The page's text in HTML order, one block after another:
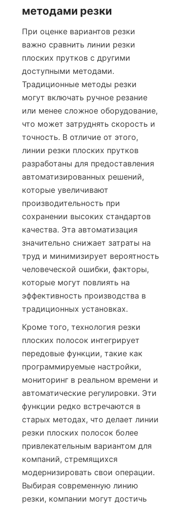
методами резки
При оценке вариантов резки
важно сравнить линии резки
плоских прутков с другими
доступными методами.
Традиционные методы резки
могут включать ручное резание
или менее сложное оборудование,
что может затруднять скорость и
точность. В отличие от этого,
линии резки плоских прутков
разработаны для предоставления
автоматизированных решений,
которые увеличивают
производительность при
сохранении высоких стандартов
качества. Эта автоматизация
значительно снижает затраты на
труд и минимизирует вероятность
человеческой ошибки, факторы,
которые могут повлиять на
эффективность производства в
традиционных установках.
Кроме того, технология резки
плоских полосок интегрирует
передовые функции, такие как
программируемые настройки,
мониторинг в реальном времени и
автоматические регулировки. Эти
функции редко встречаются в
старых методах, что делает линии
резки плоских полосок более
привлекательным вариантом для
компаний, стремящихся
модернизировать свои операции.
Выбирая современную линию
резки, компании могут достичь